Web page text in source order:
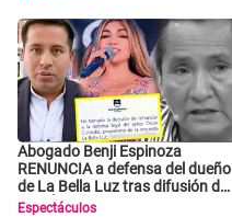
Abogado Benji Espinoza
RENUNCIA a defensa del dueño
de La Bella Luz tras difusión de
POLÉMICO audio
Espectáculos